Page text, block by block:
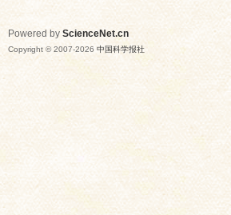
Powered by ScienceNet.cn
Copyright © 2007-2026 中国科学报社